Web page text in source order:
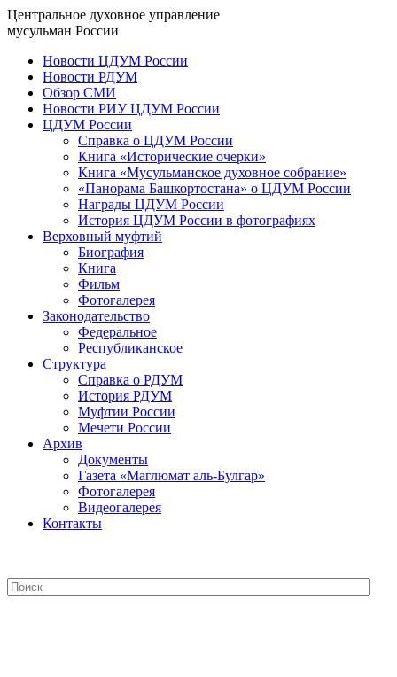
Центральное духовное управление
мусульман России
Новости ЦДУМ России
Новости РДУМ
Обзор СМИ
Новости РИУ ЦДУМ России
ЦДУМ России
Справка о ЦДУМ России
Книга «Исторические очерки»
Книга «Мусульманское духовное собрание»
«Панорама Башкортостана» о ЦДУМ России
Награды ЦДУМ России
История ЦДУМ России в фотографиях
Верховный муфтий
Биография
Книга
Фильм
Фотогалерея
Законодательство
Федеральное
Республиканское
Структура
Справка о РДУМ
История РДУМ
Муфтии России
Мечети России
Архив
Документы
Газета «Маглюмат аль-Булгар»
Фотогалерея
Видеогалерея
Контакты